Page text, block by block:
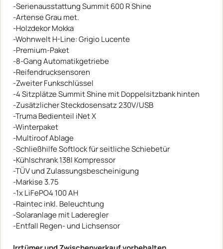
-Serienausstattung Summit 600 R Shine
-Artense Grau met.
-Holzdekor Mokka
-Wohnwelt H-Line: Grigio Lucente
-Premium-Paket
-8-Gang Automatikgetriebe
-Reifendrucksensoren
-Zweiter Funkschlüssel
-4 Sitzplätze Summit Shine mit Doppelsitzbank hinten
-Zusätzlicher Steckdosensatz 230V/USB
-Truma Bedienteil iNet X
-Winterpaket
-Multiroof Ablage
-Schließhilfe Softlock für seitliche Schiebetür
-Kühlschrank 138l Kompressor
-TÜV und Zulassungsbescheinigung
-Markise 3.75
-1x LiFePO4 100 AH
-Raintec inkl. Beleuchtung
-Solaranlage mit Laderegler
-Entfall Regen- und Lichsensor